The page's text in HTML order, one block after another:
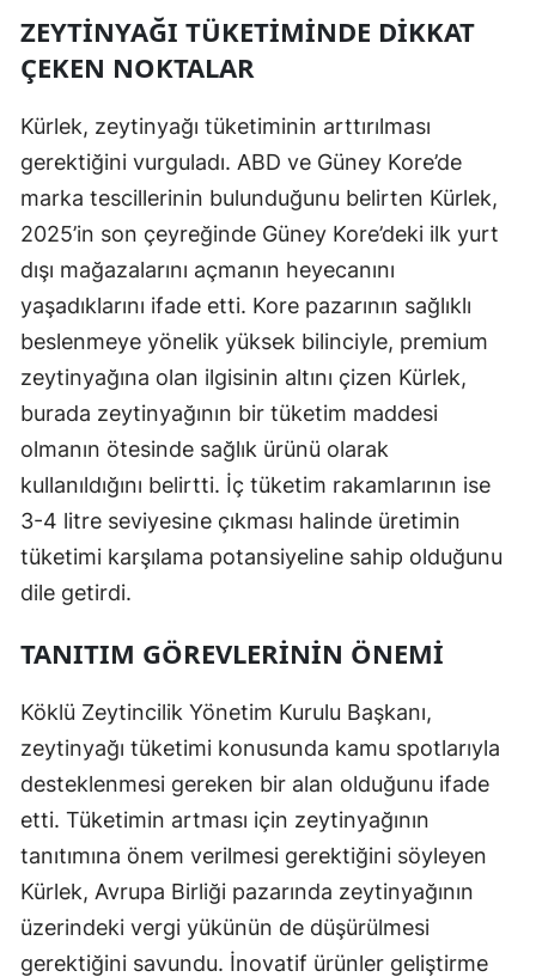
ZEYTINYAĞI TÜKETIMINDE DIKKAT
ÇEKEN NOKTALAR
Kürlek, zeytinyağı tüketiminin arttırılması
gerektiğini vurguladı. ABD ve Güney Kore’de
marka tescillerinin bulunduğunu belirten Kürlek,
2025’in son çeyreğinde Güney Kore’deki ilk yurt
dışı mağazalarını açmanın heyecanını
yaşadıklarını ifade etti. Kore pazarının sağlıklı
beslenmeye yönelik yüksek bilinciyle, premium
zeytinyağına olan ilgisinin altını çizen Kürlek,
burada zeytinyağının bir tüketim maddesi
olmanın ötesinde sağlık ürünü olarak
kullanıldığını belirtti. İç tüketim rakamlarının ise
3-4 litre seviyesine çıkması halinde üretimin
tüketimi karşılama potansiyeline sahip olduğunu
dile getirdi.
TANITIM GÖREVLERININ ÖNEMI
Köklü Zeytincilik Yönetim Kurulu Başkanı,
zeytinyağı tüketimi konusunda kamu spotlarıyla
desteklenmesi gereken bir alan olduğunu ifade
etti. Tüketimin artması için zeytinyağının
tanıtımına önem verilmesi gerektiğini söyleyen
Kürlek, Avrupa Birliği pazarında zeytinyağının
üzerindeki vergi yükünün de düşürülmesi
gerektiğini savundu. İnovatif ürünler geliştirme